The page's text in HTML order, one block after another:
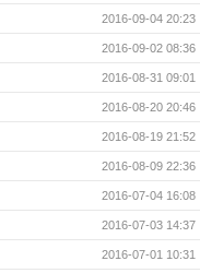
2016-09-04 20:23
2016-09-02 08:36
2016-08-31 09:01
2016-08-20 20:46
2016-08-19 21:52
2016-08-09 22:36
2016-07-04 16:08
2016-07-03 14:37
2016-07-01 10:31